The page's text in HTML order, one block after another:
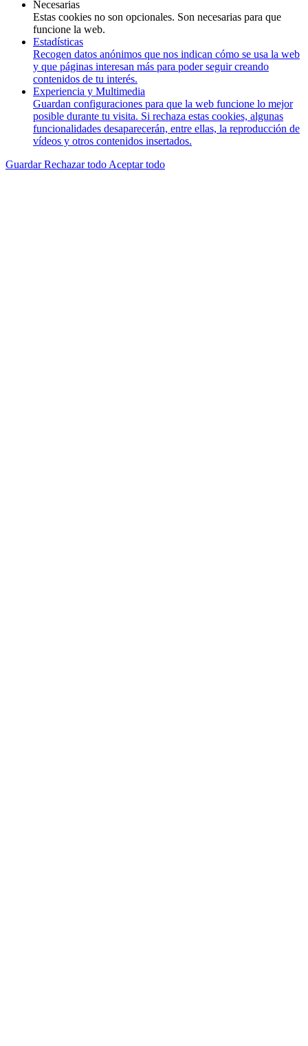
Necesarias
Estas cookies no son opcionales. Son necesarias para que
funcione la web.
Estadísticas
Recogen datos anónimos que nos indican cómo se usa la web
y que páginas interesan más para poder seguir creando
contenidos de tu interés.
Experiencia y Multimedia
Guardan configuraciones para que la web funcione lo mejor
posible durante tu visita. Si rechaza estas cookies, algunas
funcionalidades desaparecerán, entre ellas, la reproducción de
vídeos y otros contenidos insertados.
GuardarRechazar todo Aceptar todo